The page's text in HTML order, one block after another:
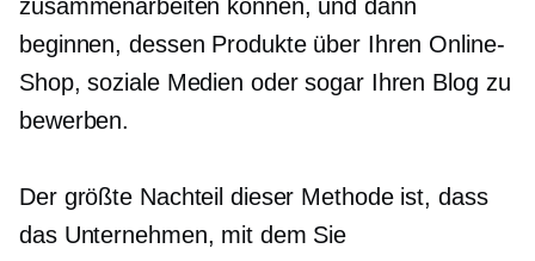
zusammenarbeiten können, und dann
beginnen, dessen Produkte über Ihren Online-
Shop, soziale Medien oder sogar Ihren Blog zu
bewerben.
Der größte Nachteil dieser Methode ist, dass
das Unternehmen, mit dem Sie